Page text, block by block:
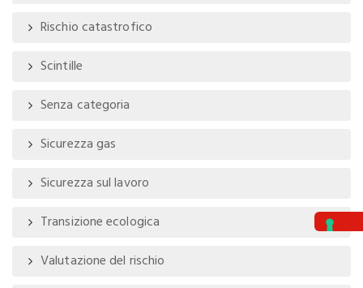
Rischio catastrofico
Scintille
Senza categoria
Sicurezza gas
Sicurezza sul lavoro
Transizione ecologica
Valutazione del rischio